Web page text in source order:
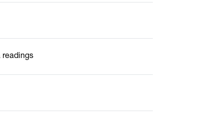
readings